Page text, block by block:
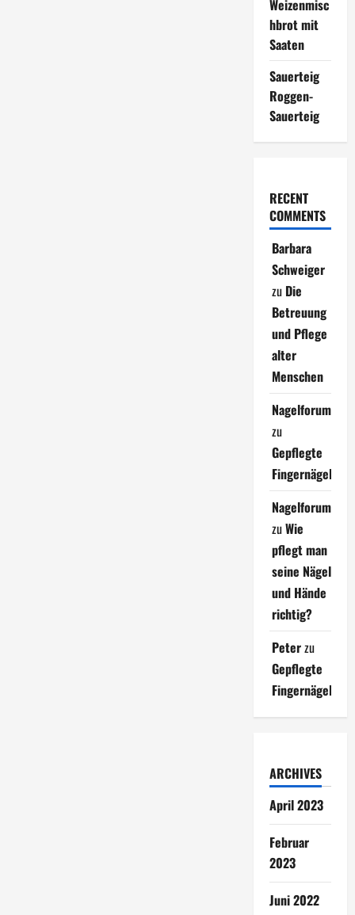
Weizenmisc
hbrot mit
Saaten
Sauerteig
Roggen-
Sauerteig
RECENT
COMMENTS
Barbara
Schweiger
zu Die
Betreuung
und Pflege
alter
Menschen
Nagelforum
zu
Gepflegte
Fingernägel
Nagelforum
zuWie
pflegt man
seine Nägel
und Hände
richtig?
Peterzu
Gepflegte
Fingernägel
ARCHIVES
April 2023
Februar
2023
Juni 2022